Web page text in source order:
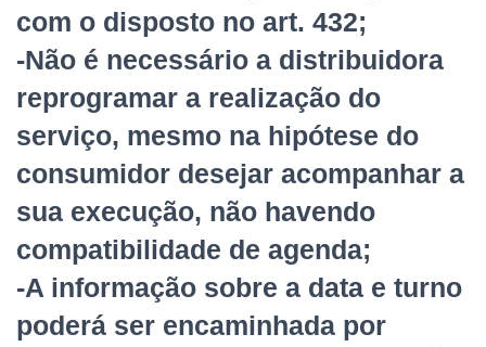
com o disposto no art. 432;
-Não é necessário a distribuidora
reprogramar a realização do
serviço, mesmo na hipótese do
consumidor desejar acompanhar a
sua execução, não havendo
compatibilidade de agenda;
-A informação sobre a data e turno
poderá ser encaminhada por